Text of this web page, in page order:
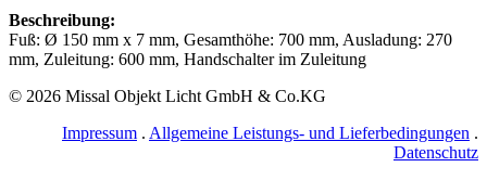
Beschreibung:
Fuß: Ø 150 mm x 7 mm, Gesamthöhe: 700 mm, Ausladung: 270
mm, Zuleitung: 600 mm, Handschalter im Zuleitung
© 2026 Missal Objekt Licht GmbH & Co.KG
Impressum . Allgemeine Leistungs- und Lieferbedingungen .
Datenschutz